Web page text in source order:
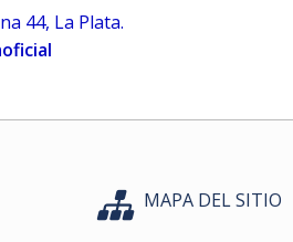
44, La Plata.
MAPA DEL SITIO